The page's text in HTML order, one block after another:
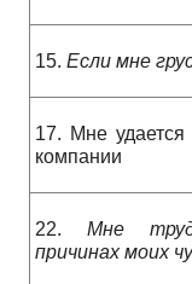
15. Если мне
17. Мне удается
компании
22. Мне
причинах моих